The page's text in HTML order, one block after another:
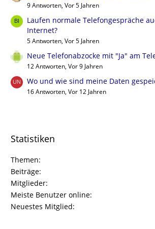
9 Antworten, Vor 5 Jahren
Laufen normale Telefongespräche
Internet?
5 Antworten, Vor 5 Jahren
Neue Telefonabzocke mit "Ja" am
12 Antworten, Vor 9 Jahren
Wo und wie sind meine Daten
16 Antworten, Vor 12 Jahren
Statistiken
Themen
Beiträge
Mitglieder
Meiste Benutzer online
Neuestes Mitglied